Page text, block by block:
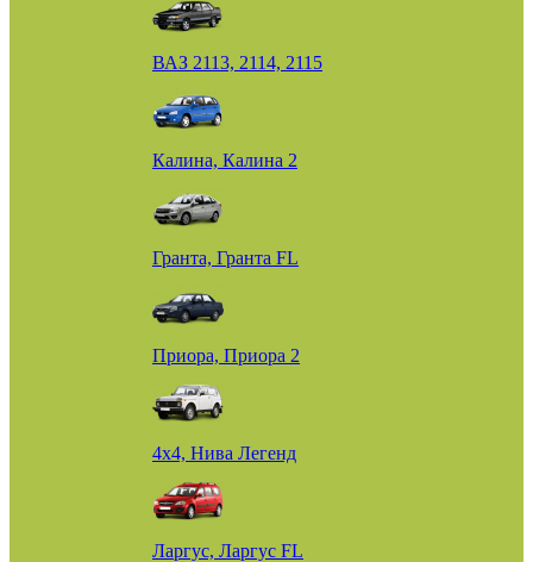
ВАЗ 2113, 2114, 2115
Калина, Калина 2
Гранта, Гранта FL
Приора, Приора 2
4х4, Нива Легенд
Ларгус, Ларгус FL